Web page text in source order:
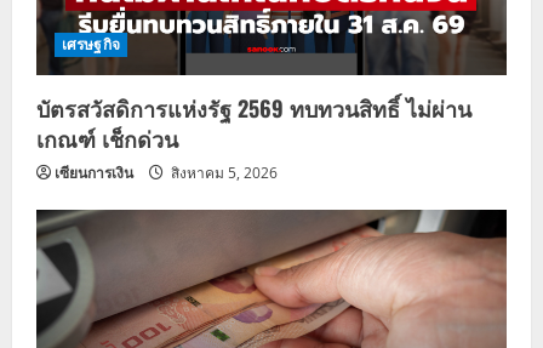
เศรษฐกิจ
บัตรสวัสดิการแห่งรัฐ 2569 ทบทวนสิทธิ์ ไม่ผ่าน
เกณฑ์ เช็กด่วน
เซียนการเงิน สิงหาคม 5, 2026